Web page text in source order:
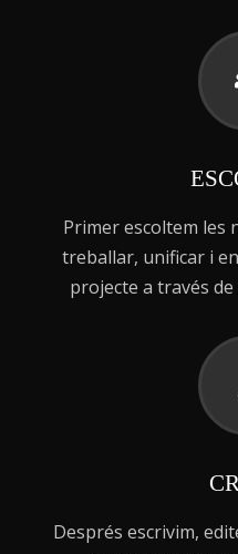
Primer escoltem les
treballar, unificar i
projecte a través
Després escrivim,